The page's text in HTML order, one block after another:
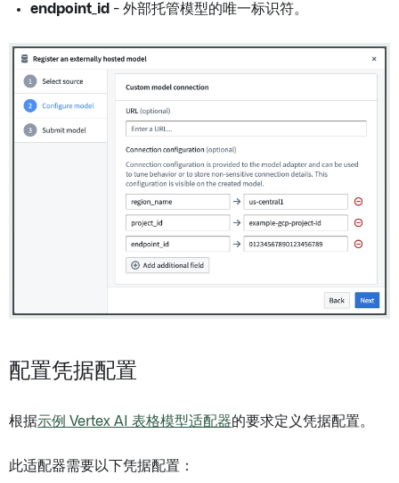
endpoint_id - 外部托管模型的唯一标识符。
配置凭据配置
根据示例 Vertex AI 表格模型适配器的要求定义凭据配置。
此适配器需要以下凭据配置：